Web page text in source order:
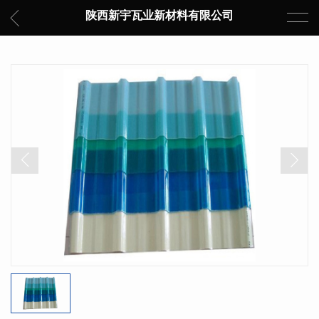
陕西新宇瓦业新材料有限公司